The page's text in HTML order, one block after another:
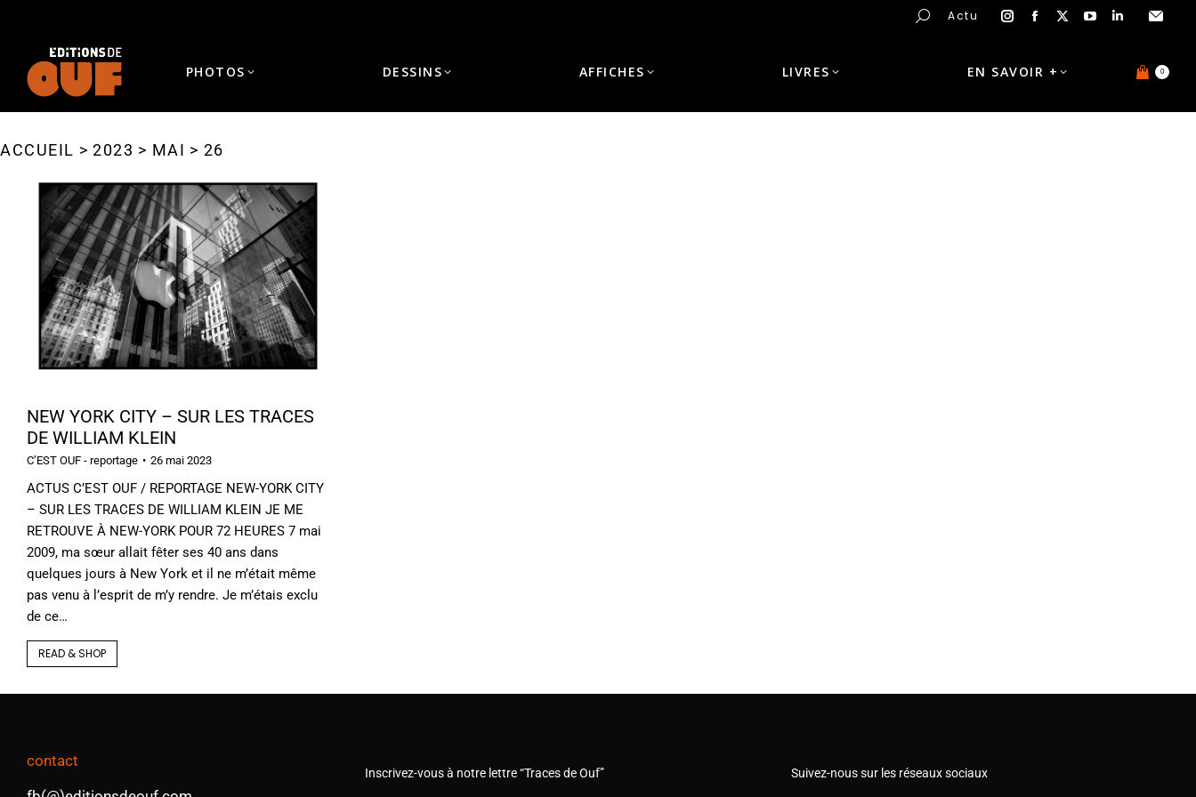
Actu
PHOTOS DESSINS AFFICHES LIVRES EN SAVOIR + 0
Vous êtes ici :
ACCUEIL 2023 MAI 26
NEW YORK CITY – SUR LES TRACES
DE WILLIAM KLEIN
C’EST OUF - reportage 26 mai 2023
ACTUS C’EST OUF / REPORTAGE NEW-YORK CITY
– SUR LES TRACES DE WILLIAM KLEIN JE ME
RETROUVE À NEW-YORK POUR 72 HEURES 7 mai
2009, ma sœur allait fêter ses 40 ans dans
quelques jours à New York et il ne m’était même
pas venu à l’esprit de m’y rendre. Je m’étais exclu
de ce…
READ & SHOP
contact
Inscrivez-vous à notre lettre “Traces de Ouf” Suivez-nous sur les réseaux sociaux